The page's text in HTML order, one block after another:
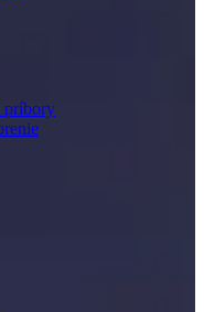
príbory